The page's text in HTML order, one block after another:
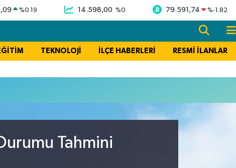
%0.19 14.598,00 %0 79.591,74 %-1.82
TEKNOLOJİ İLÇE HABERLERİ RESMİ İLANLAR
Tahmini